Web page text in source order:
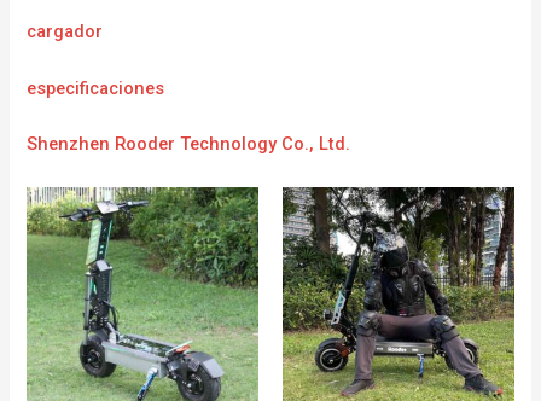
cargador
especificaciones
Shenzhen Rooder Technology Co., Ltd.